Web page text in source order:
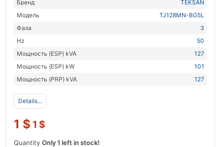
Бренд
TEKSAN
Модель
TJ128MN-BG5L
Фаза
3
Hz
50
Мощность (ESP) kVA
127
Мощность (ESP) kW
101
Мощность (PRP) kVA
127
Details...
1 $ 1 $
Quantity Only 1 left in stock!